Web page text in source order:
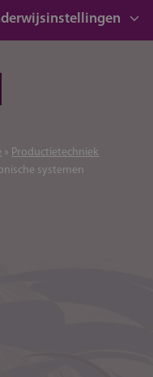
» Productietechniek
systemen